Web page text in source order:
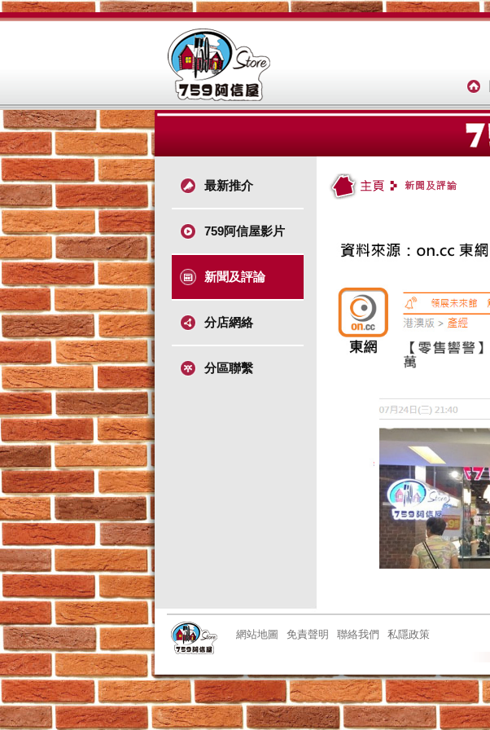
最新推介
759阿信屋影片
新聞及評論
分店網絡
分區聯繫
網站地圖 免責聲明 聯絡我們 私隱政策